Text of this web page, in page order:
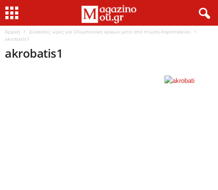
Αρχική
Δύσκολες ώρες για Ολυμπιονίκη κρίκων μετά από πτώση-Χαροπαλεύει
akrobatis1
akrobatis1